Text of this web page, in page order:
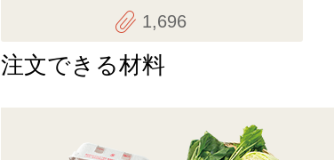
1,696
注文できる材料